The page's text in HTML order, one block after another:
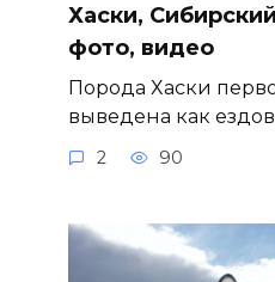
Хаски,
фото, видео
Порода Хаски
выведена как
2 90